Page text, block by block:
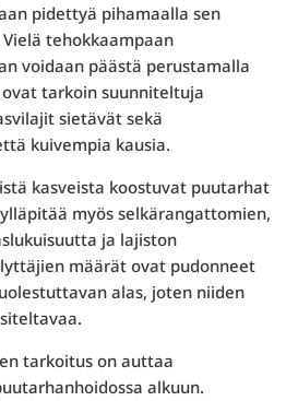
pidettyä pihamaalla sen
tehokkaampaan
voidaan päästä perustamalla
tarkoin suunniteltuja
sietävät sekä
kuivempia kausia.
kasveista koostuvat puutarhat
myös selkärangattomien,
ja lajiston
määrät ovat pudonneet
alas, joten niiden
tarkoitus on auttaa
alkuun.